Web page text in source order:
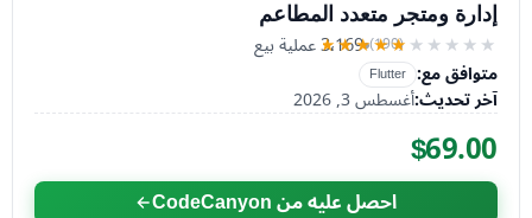
إدارة ومتجر متعدد المطاعم
★★★★★
★★★★★
(190) 3٬169 عملية بيع
متوافق مع: Flutter
آخر تحديث:أغسطس 3, 2026
$69.00
احصل عليه من CodeCanyon